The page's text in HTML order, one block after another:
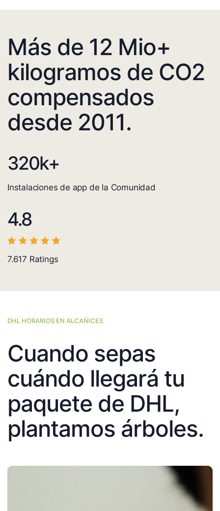
Más de 12 Mio+
kilogramos de CO2
compensados
desde 2011.
320k+
Instalaciones de app de la Comunidad
4.8
7.617 Ratings
DHL HORARIOS EN ALCAÑICES
Cuando sepas
cuándo llegará tu
paquete de DHL,
plantamos árboles.